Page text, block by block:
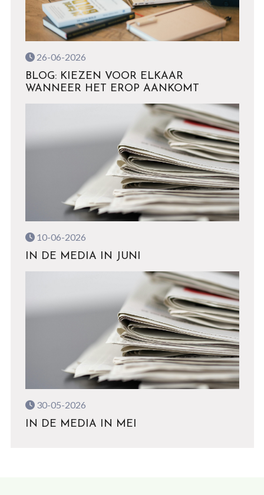
26-06-2026
BLOG: KIEZEN VOOR ELKAAR
WANNEER HET EROP AANKOMT
10-06-2026
IN DE MEDIA IN JUNI
30-05-2026
IN DE MEDIA IN MEI